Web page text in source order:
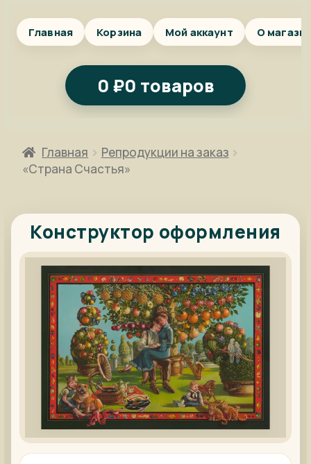
Главная Корзина Мой аккаунт О
0 ₽0 товаров
Главная
Репродукции на заказ
«Страна Счастья»
Конструктор оформления